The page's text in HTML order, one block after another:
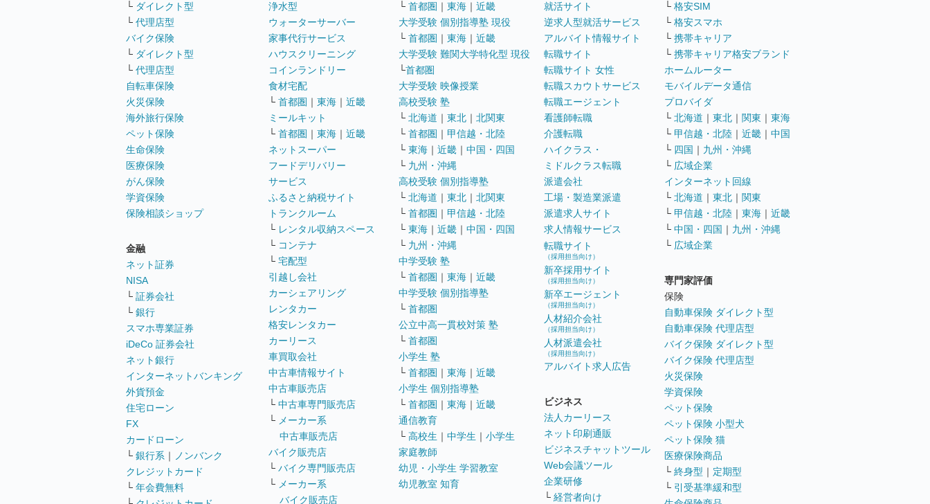
└ ダイレクト型
└ 代理店型
バイク保険
└ ダイレクト型
└ 代理店型
自転車保険
火災保険
海外旅行保険
ペット保険
生命保険
医療保険
がん保険
学資保険
保険相談ショップ
金融
ネット証券
NISA
└ 証券会社
└ 銀行
スマホ専業証券
iDeCo 証券会社
ネット銀行
インターネットバンキング
外貨預金
住宅ローン
FX
カードローン
└ 銀行系 ｜
ノンバンク
クレジットカード
└ 年会費無料
浄水型
ウォーターサーバー
家事代行サービス
ハウスクリーニング
コインランドリー
食材宅配
└ 首都圏 ｜ 東海 ｜ 近畿
ミールキット
└ 首都圏 ｜ 東海 ｜ 近畿
ネットスーパー
フードデリバリー
サービス
ふるさと納税サイト
トランクルーム
└ レンタル収納スペース
└ コンテナ
└ 宅配型
引越し会社
カーシェアリング
レンタカー
格安レンタカー
カーリース
車買取会社
中古車情報サイト
中古車販売店
└ 中古車専門販売店
└ メーカー系
中古車販売店
バイク販売店
└ バイク専門販売店
└ メーカー系
バイク販売店
└ 首都圏 ｜ 東海 ｜ 近畿
大学受験 個別指導塾 現役
└ 首都圏 ｜ 東海 ｜ 近畿
大学受験 難関大学特化型 現役
└首都圏
大学受験 映像授業
高校受験 塾
└ 北海道 ｜ 東北 ｜ 北関東
└ 首都圏 ｜ 甲信越・北陸
└ 東海 ｜ 近畿 ｜ 中国・四国
└ 九州・沖縄
高校受験 個別指導塾
└ 北海道 ｜ 東北 ｜ 北関東
└ 首都圏 ｜ 甲信越・北陸
└ 東海 ｜ 近畿 ｜ 中国・四国
└ 九州・沖縄
中学受験 塾
└ 首都圏 ｜ 東海 ｜ 近畿
中学受験 個別指導塾
└ 首都圏
公立中高一貫校対策 塾
└ 首都圏
小学生 塾
└ 首都圏 ｜ 東海 ｜ 近畿
小学生 個別指導塾
└ 首都圏 ｜ 東海 ｜ 近畿
通信教育
└ 高校生 ｜ 中学生 ｜ 小学生
家庭教師
幼児・小学生 学習教室
幼児教室 知育
就活サイト
逆求人型就活サービス
アルバイト情報サイト
転職サイト
転職サイト 女性
転職スカウトサービス
転職エージェント
看護師転職
介護転職
ハイクラス・
ミドルクラス転職
派遣会社
工場・製造業派遣
派遣求人サイト
求人情報サービス
転職サイト
（採用担当向け）
新卒採用サイト
（採用担当向け）
新卒エージェント
（採用担当向け）
人材紹介会社
（採用担当向け）
人材派遣会社
（採用担当向け）
アルバイト求人広告
ビジネス
法人カーリース
ネット印刷通販
ビジネスチャットツール
Web会議ツール
企業研修
└ 経営者向け
└ 格安SIM
└ 格安スマホ
└ 携帯キャリア
└ 携帯キャリア格安ブランド
ホームルーター
モバイルデータ通信
プロバイダ
└ 北海道 ｜ 東北 ｜ 関東 ｜ 東海
└ 甲信越・北陸 ｜ 近畿 ｜ 中国
└ 四国 ｜ 九州・沖縄
└ 広域企業
インターネット回線
└ 北海道 ｜ 東北 ｜ 関東
└ 甲信越・北陸 ｜ 東海 ｜ 近畿
└ 中国・四国 ｜ 九州・沖縄
└ 広域企業
専門家評価
保険
自動車保険 ダイレクト型
自動車保険 代理店型
バイク保険 ダイレクト型
バイク保険 代理店型
火災保険
学資保険
ペット保険
ペット保険 小型犬
ペット保険 猫
医療保険商品
└ 終身型 ｜ 定期型
└ 引受基準緩和型